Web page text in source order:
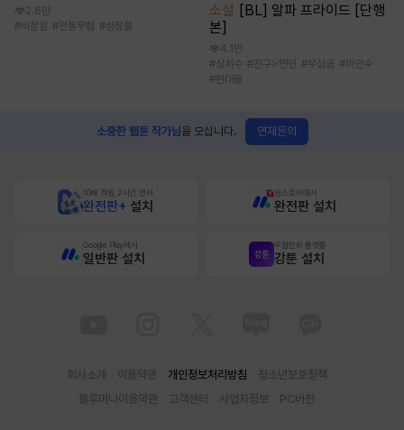
2.6만
#비장함 #전통무협 #성장물
소설 [BL] 알파 프라이드 [단행
본]
4.1만
#상처수 #친구>연인 #무심공 #미인수
#현대물
소중한 웹툰 작가님을 모십니다. 연재문의
10배 적립, 2시간 먼저
완전판+ 설치
원스토어에서
완전판 설치
Google Play에서
일반판 설치
무협만화 플랫폼
강툰 설치
회사소개 이용약관 개인정보처리방침
청소년보호정책
블루머니이용약관
고객센터 사업자정보 PC버전